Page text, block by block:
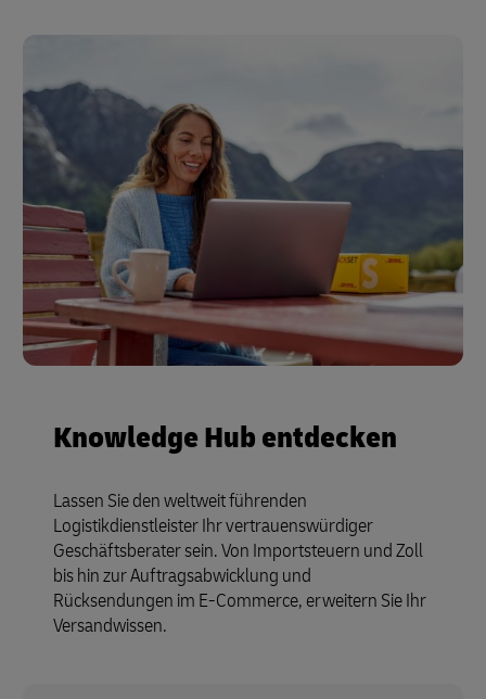
Knowledge Hub entdecken
Lassen Sie den weltweit führenden
Logistikdienstleister Ihr vertrauenswürdiger
Geschäftsberater sein. Von Importsteuern und Zoll
bis hin zur Auftragsabwicklung und
Rücksendungen im E-Commerce, erweitern Sie Ihr
Versandwissen.